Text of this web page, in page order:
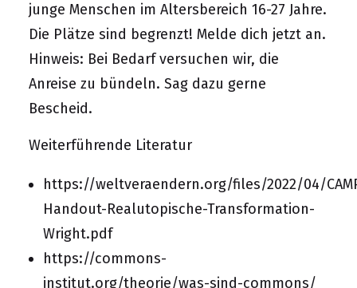
junge Menschen im Altersbereich 16-27 Jahre.
Die Plätze sind begrenzt! Melde dich jetzt an.
Hinweis: Bei Bedarf versuchen wir, die
Anreise zu bündeln. Sag dazu gerne
Bescheid.
Weiterführende Literatur
https://weltveraendern.org/files/2022/04/
Handout-Realutopische-Transformation-
Wright.pdf
https://commons-
institut.org/theorie/was-sind-commons/